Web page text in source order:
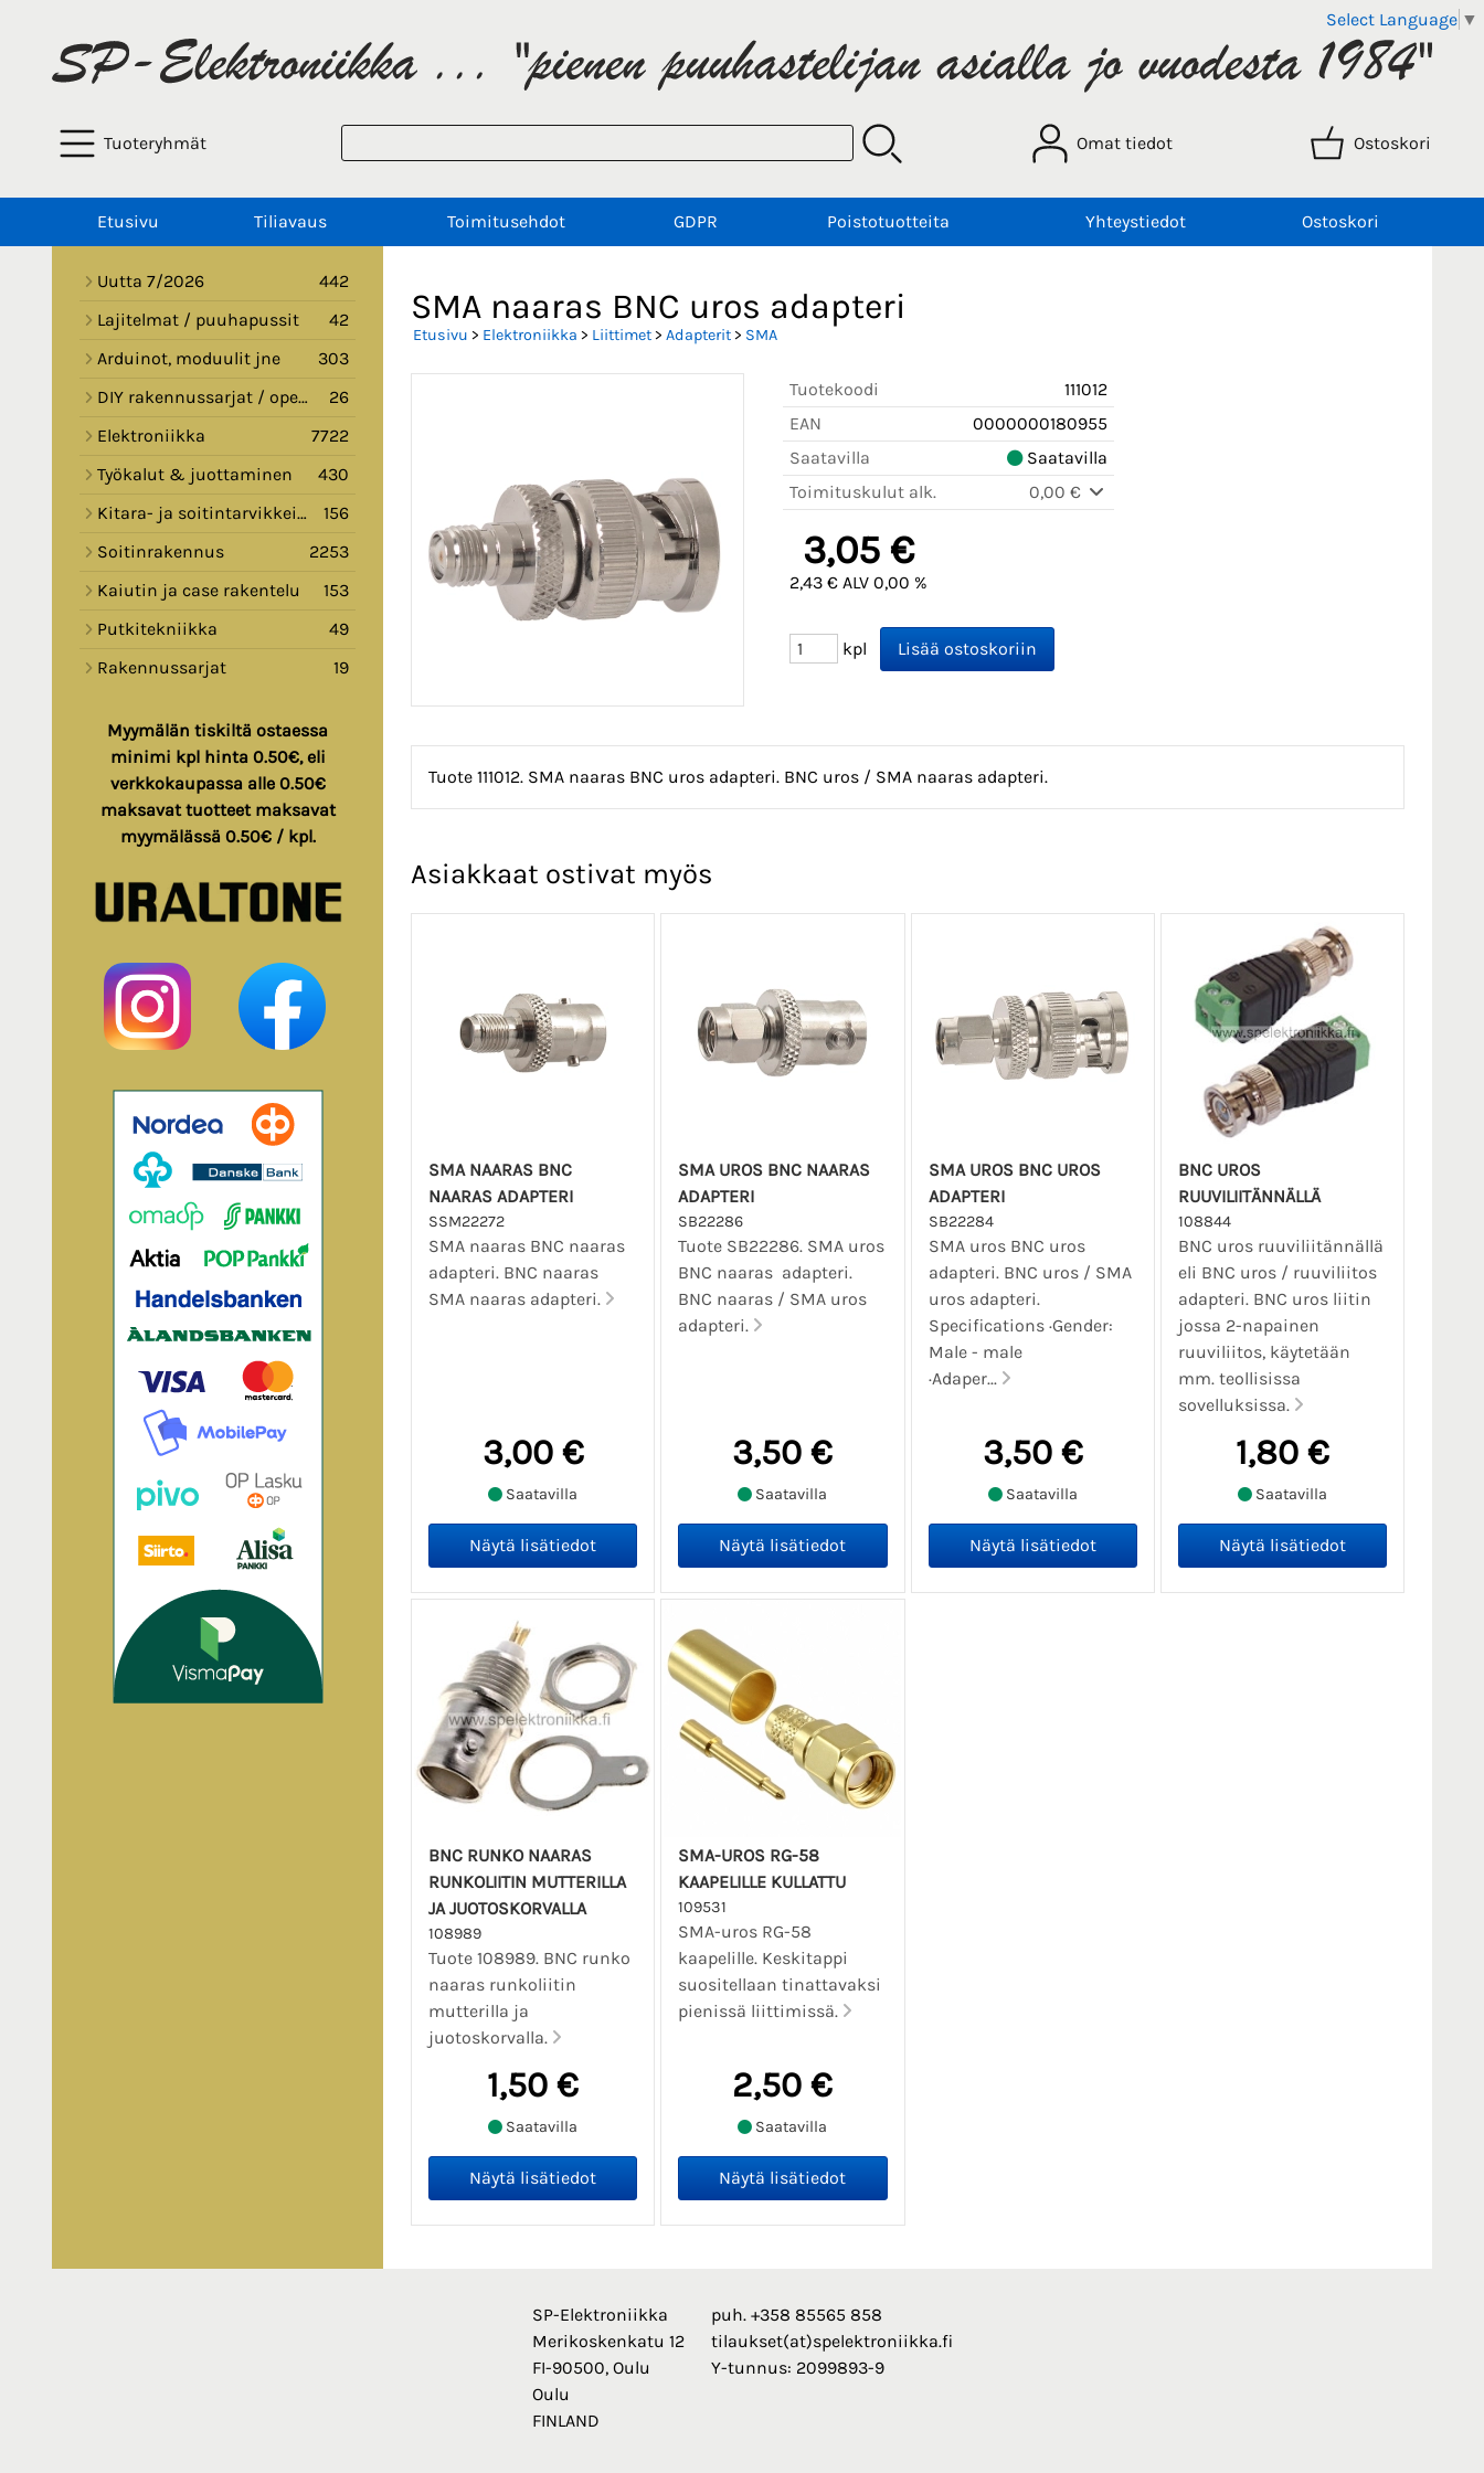
Select Language ▼
Tuoteryhmät Omat tiedot Ostoskori
Etusivu Tiliavaus Toimitusehdot GDPR Poistotuotteita Yhteystiedot Ostoskori
Uutta 7/2026
442
Lajitelmat / puuhapussit
42
Arduinot, moduulit jne
303
DIY rakennussarjat / opetussarjat
26
Elektroniikka
7722
Työkalut & juottaminen
430
Kitara- ja soitintarvikkeita
156
Soitinrakennus
2253
Kaiutin ja case rakentelu
153
Putkitekniikka
49
Rakennussarjat
19
Myymälän tiskiltä ostaessa
minimi kpl hinta 0.50€, eli
verkkokaupassa alle 0.50€
maksavat tuotteet maksavat
myymälässä 0.50€ / kpl.
SMA naaras BNC uros adapteri
Etusivu > Elektroniikka > Liittimet> Adapterit> SMA
Tuotekoodi
111012
EAN
0000000180955
Saatavilla
Saatavilla
Toimituskulut alk.
0,00 €
3,05 €
2,43 € ALV 0,00 %
kpl
Tuote 111012. SMA naaras BNC uros adapteri. BNC uros / SMA naaras adapteri.
Asiakkaat ostivat myös
SMA NAARAS BNC
NAARAS ADAPTERI
SSM22272
SMA naaras BNC naaras
adapteri. BNC naaras
SMA naaras adapteri.
3,00 €
Saatavilla
SMA UROS BNC NAARAS
ADAPTERI
SB22286
Tuote SB22286. SMA uros
BNC naaras adapteri.
BNC naaras / SMA uros
adapteri.
3,50 €
Saatavilla
SMA UROS BNC UROS
ADAPTERI
SB22284
SMA uros BNC uros
adapteri. BNC uros / SMA
uros adapteri.
Specifications ·Gender:
Male - male
·Adaper...
3,50 €
Saatavilla
BNC UROS
RUUVILIITÄNNÄLLÄ
108844
BNC uros ruuviliitännällä
eli BNC uros / ruuviliitos
adapteri. BNC uros liitin
jossa 2-napainen
ruuviliitos, käytetään
mm. teollisissa
sovelluksissa.
1,80 €
Saatavilla
BNC RUNKO NAARAS
RUNKOLIITIN MUTTERILLA
JA JUOTOSKORVALLA
108989
Tuote 108989. BNC runko
naaras runkoliitin
mutterilla ja
juotoskorvalla.
1,50 €
Saatavilla
SMA-UROS RG-58
KAAPELILLE KULLATTU
109531
SMA-uros RG-58
kaapelille. Keskitappi
suositellaan tinattavaksi
pienissä liittimissä.
2,50 €
Saatavilla
SP-Elektroniikka
Merikoskenkatu 12
FI-90500, Oulu
Oulu
FINLAND
puh. +358 85565 858
tilaukset(at)spelektroniikka.fi
Y-tunnus: 2099893-9